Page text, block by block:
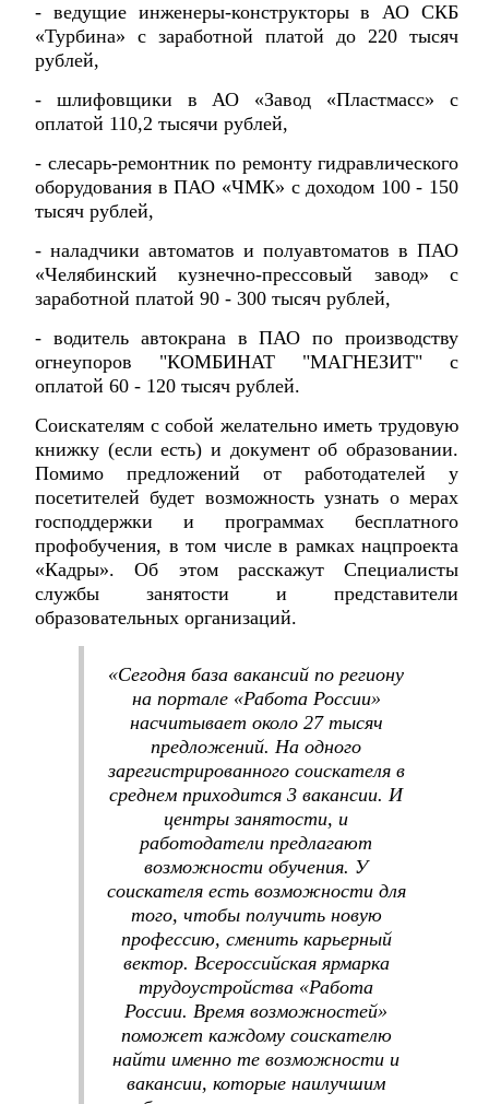
- ведущие инженеры-конструкторы в АО СКБ
«Турбина» с заработной платой до 220 тысяч
рублей,
- шлифовщики в АО «Завод «Пластмасс» с
оплатой 110,2 тысячи рублей,
- слесарь-ремонтник по ремонту гидравлического
оборудования в ПАО «ЧМК» с доходом 100 - 150
тысяч рублей,
- наладчики автоматов и полуавтоматов в ПАО
«Челябинский кузнечно-прессовый завод» с
заработной платой 90 - 300 тысяч рублей,
- водитель автокрана в ПАО по производству
огнеупоров "КОМБИНАТ "МАГНЕЗИТ" с
оплатой 60 - 120 тысяч рублей.
Соискателям с собой желательно иметь трудовую
книжку (если есть) и документ об образовании.
Помимо предложений от работодателей у
посетителей будет возможность узнать о мерах
господдержки и программах бесплатного
профобучения, в том числе в рамках нацпроекта
«Кадры». Об этом расскажут Специалисты
службы занятости и представители
образовательных организаций.
«Сегодня база вакансий по региону
на портале «Работа России»
насчитывает около 27 тысяч
предложений. На одного
зарегистрированного соискателя в
среднем приходится 3 вакансии. И
центры занятости, и
работодатели предлагают
возможности обучения. У
соискателя есть возможности для
того, чтобы получить новую
профессию, сменить карьерный
вектор. Всероссийская ярмарка
трудоустройства «Работа
России. Время возможностей»
поможет каждому соискателю
найти именно те возможности и
вакансии, которые наилучшим